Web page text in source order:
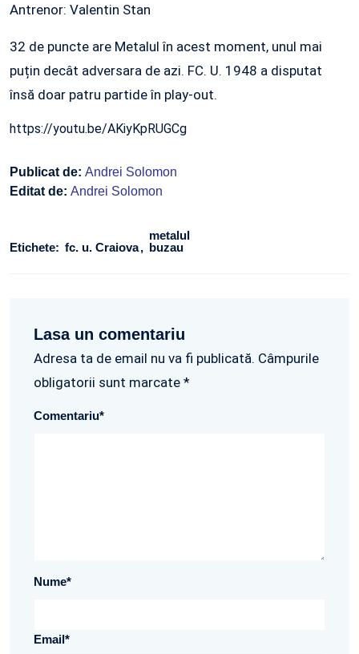
Antrenor: Valentin Stan
32 de puncte are Metalul în acest moment, unul mai
puțin decât adversara de azi. FC. U. 1948 a disputat
însă doar patru partide în play-out.
https://youtu.be/AKiyKpRUGCg
Publicat de: Andrei Solomon
Editat de: Andrei Solomon
Etichete: fc. u. Craiova
metalul
buzau
Lasa un comentariu
Adresa ta de email nu va fi publicată. Câmpurile
obligatorii sunt marcate *
Comentariu*
Nume*
Email*